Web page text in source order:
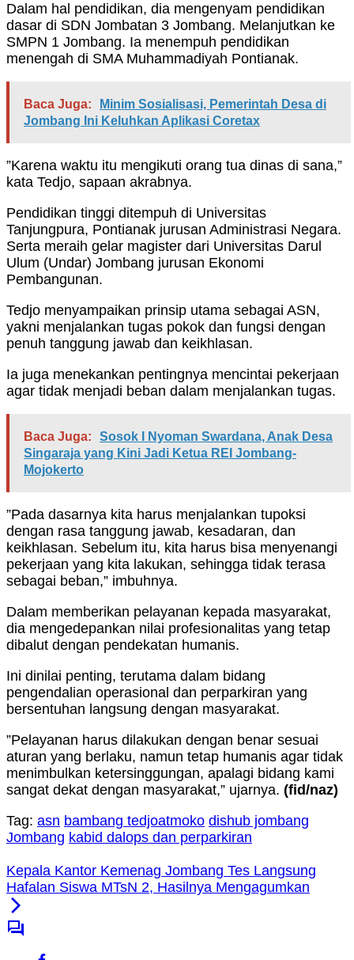
Dalam hal pendidikan, dia mengenyam pendidikan
dasar di SDN Jombatan 3 Jombang. Melanjutkan ke
SMPN 1 Jombang. Ia menempuh pendidikan
menengah di SMA Muhammadiyah Pontianak.
Baca Juga:
Minim Sosialisasi, Pemerintah Desa di
Jombang Ini Keluhkan Aplikasi Coretax
”Karena waktu itu mengikuti orang tua dinas di sana,”
kata Tedjo, sapaan akrabnya.
Pendidikan tinggi ditempuh di Universitas
Tanjungpura, Pontianak jurusan Administrasi Negara.
Serta meraih gelar magister dari Universitas Darul
Ulum (Undar) Jombang jurusan Ekonomi
Pembangunan.
Tedjo menyampaikan prinsip utama sebagai ASN,
yakni menjalankan tugas pokok dan fungsi dengan
penuh tanggung jawab dan keikhlasan.
Ia juga menekankan pentingnya mencintai pekerjaan
agar tidak menjadi beban dalam menjalankan tugas.
Baca Juga:
Sosok I Nyoman Swardana, Anak Desa
Singaraja yang Kini Jadi Ketua REI Jombang-
Mojokerto
”Pada dasarnya kita harus menjalankan tupoksi
dengan rasa tanggung jawab, kesadaran, dan
keikhlasan. Sebelum itu, kita harus bisa menyenangi
pekerjaan yang kita lakukan, sehingga tidak terasa
sebagai beban,” imbuhnya.
Dalam memberikan pelayanan kepada masyarakat,
dia mengedepankan nilai profesionalitas yang tetap
dibalut dengan pendekatan humanis.
Ini dinilai penting, terutama dalam bidang
pengendalian operasional dan perparkiran yang
bersentuhan langsung dengan masyarakat.
”Pelayanan harus dilakukan dengan benar sesuai
aturan yang berlaku, namun tetap humanis agar tidak
menimbulkan ketersinggungan, apalagi bidang kami
sangat dekat dengan masyarakat,” ujarnya. (fid/naz)
Tag: asn bambang tedjoatmoko dishub jombang
Jombang kabid dalops dan perparkiran
Kepala Kantor Kemenag Jombang Tes Langsung
Hafalan Siswa MTsN 2, Hasilnya Mengagumkan